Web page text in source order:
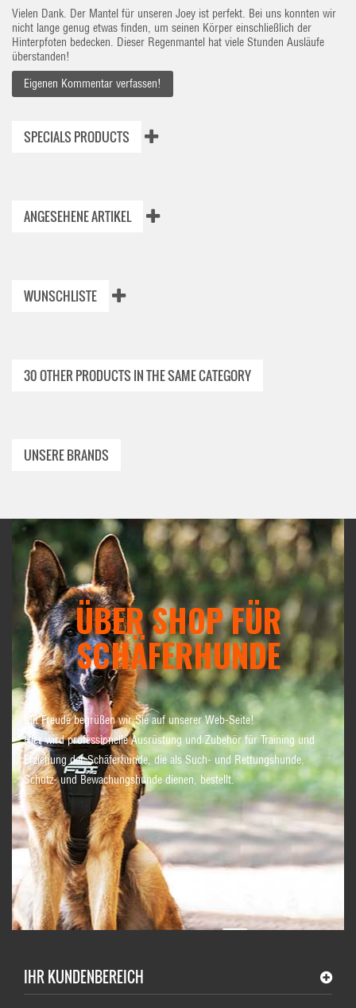
Vielen Dank. Der Mantel für unseren Joey ist perfekt. Bei uns konnten wir
nicht lange genug etwas finden, um seinen Körper einschließlich der
Hinterpfoten bedecken. Dieser Regenmantel hat viele Stunden Ausläufe
überstanden!
Eigenen Kommentar verfassen!
SPECIALS PRODUCTS
ANGESEHENE ARTIKEL
WUNSCHLISTE
30 OTHER PRODUCTS IN THE SAME CATEGORY
UNSERE BRANDS
ÜBER SHOP FÜR
SCHÄFERHUNDE
Mit Freude begrüßen wir Sie auf unserer Web-Seite!
Hier wird professionelle Ausrüstung und Zubehör für Training und
Erziehung der Schäferhunde, die als Such- und Rettungshunde,
Schutz- und Bewachungshunde dienen, bestellt.
IHR KUNDENBEREICH